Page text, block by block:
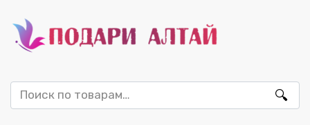
Искать: